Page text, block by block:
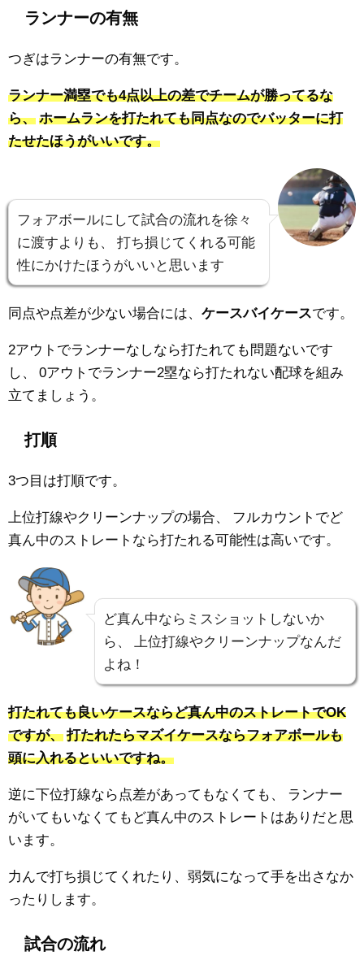
ランナーの有無
つぎはランナーの有無です。
ランナー満塁でも4点以上の差でチームが勝ってるな
ら、 ホームランを打たれても同点なのでバッターに打
たせたほうがいいです。
フォアボールにして試合の流れを徐々
に渡すよりも、
打ち損じてくれる可能
性にかけたほうがいいと思います
同点や点差が少ない場合には、 ケースバイケースです。
2アウトでランナーなしなら打たれても問題ないです
し、
0アウトでランナー2塁なら打たれない配球を組み
立てましょう。
打順
3つ目は打順です。
上位打線やクリーンナップの場合、
フルカウントでど
真ん中のストレートなら打たれる可能性は高いです。
ど真ん中ならミスショットしないか
ら、
上位打線やクリーンナップなんだ
よね！
打たれても良いケースならど真ん中のストレートでOK
ですが、 打たれたらマズイケースならフォアボールも
頭に入れるといいですね。
逆に下位打線なら点差があってもなくても、
ランナー
がいてもいなくてもど真ん中のストレートはありだと思
います。
力んで打ち損じてくれたり、弱気になって手を出さなか
ったりします。
試合の流れ